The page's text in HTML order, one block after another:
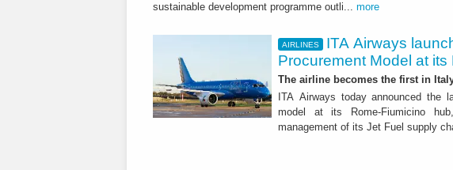
sustainable development programme outli... more
AIRLINES
ITA Airways
Procurement Model at its
The airline becomes the first in
ITA Airways today announced the
model at its Rome-Fiumicino
management of its Jet Fuel supply